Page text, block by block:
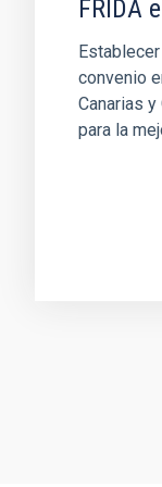
FRIDA
convenio
Canarias y
para la